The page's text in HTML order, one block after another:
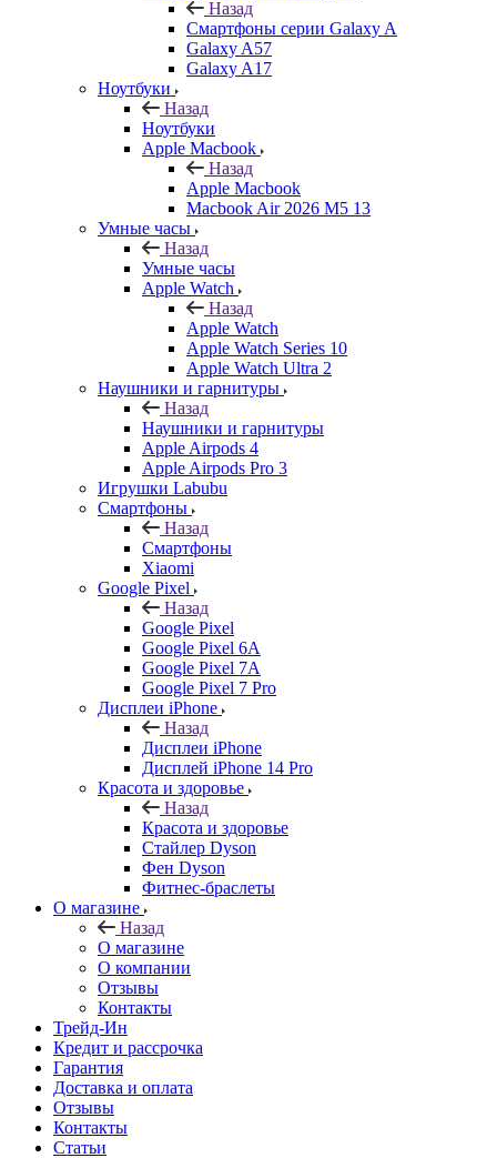
Назад
Смартфоны серии Galaxy A
Galaxy A57
Galaxy A17
Ноутбуки
Назад
Ноутбуки
Apple Macbook
Назад
Apple Macbook
Macbook Air 2026 M5 13
Умные часы
Назад
Умные часы
Apple Watch
Назад
Apple Watch
Apple Watch Series 10
Apple Watch Ultra 2
Наушники и гарнитуры
Назад
Наушники и гарнитуры
Apple Airpods 4
Apple Airpods Pro 3
Игрушки Labubu
Смартфоны
Назад
Смартфоны
Xiaomi
Google Pixel
Назад
Google Pixel
Google Pixel 6A
Google Pixel 7А
Google Pixel 7 Pro
Дисплеи iPhone
Назад
Дисплеи iPhone
Дисплей iPhone 14 Pro
Красота и здоровье
Назад
Красота и здоровье
Стайлер Dyson
Фен Dyson
Фитнес-браслеты
О магазине
Назад
О магазине
О компании
Отзывы
Контакты
Трейд-Ин
Кредит и рассрочка
Гарантия
Доставка и оплата
Отзывы
Контакты
Статьи